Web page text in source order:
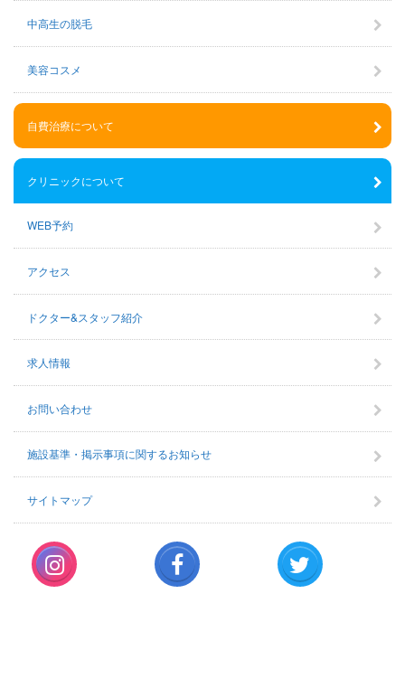
中高生の脱毛
美容コスメ
自費治療について
クリニックについて
WEB予約
アクセス
ドクター&スタッフ紹介
求人情報
お問い合わせ
施設基準・掲示事項に関するお知らせ
サイトマップ